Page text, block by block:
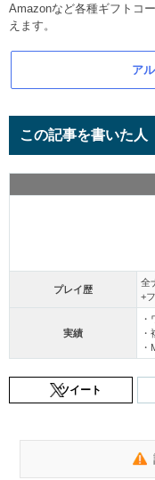
Amazonなど各種ギフトコ
えます。
ア
この記事を書いた人
プレイ歴
全
+
実績
・
ツイート